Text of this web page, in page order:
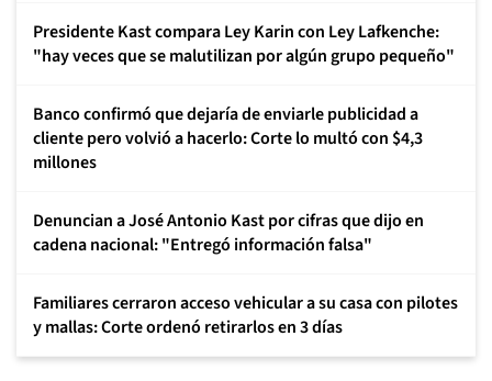
Presidente Kast compara Ley Karin con Ley Lafkenche:
"hay veces que se malutilizan por algún grupo pequeño"
Banco confirmó que dejaría de enviarle publicidad a
cliente pero volvió a hacerlo: Corte lo multó con $4,3
millones
Denuncian a José Antonio Kast por cifras que dijo en
cadena nacional: "Entregó información falsa"
Familiares cerraron acceso vehicular a su casa con pilotes
y mallas: Corte ordenó retirarlos en 3 días